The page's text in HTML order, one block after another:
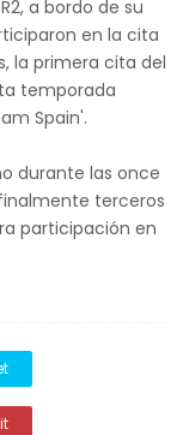
a bordo de su
en la cita
la primera cita del
temporada
Spain'.
durante las once
terceros
participación en